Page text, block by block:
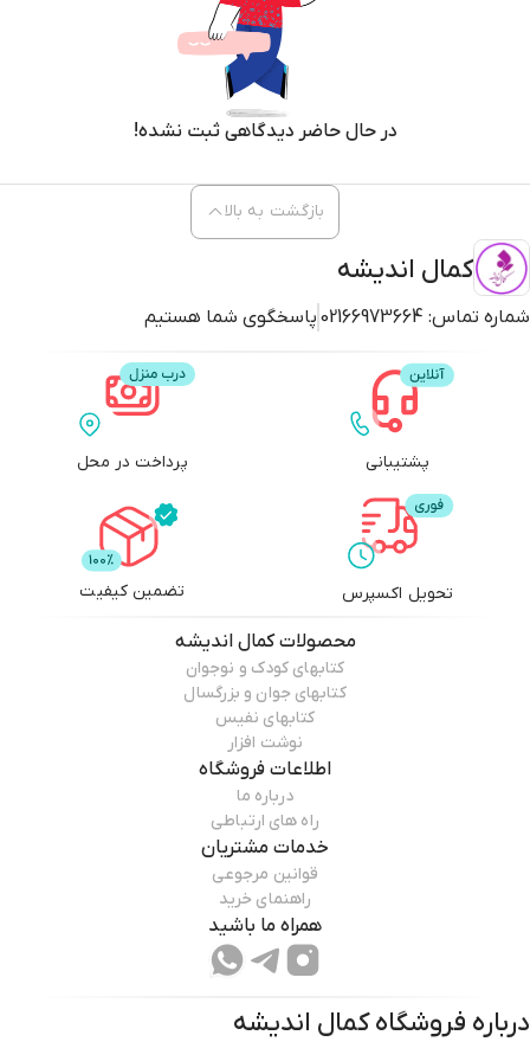
در حال حاضر دیدگاهی ثبت نشده!
کمال اندیشه
شماره تماس: 02166973664 پاسخگوی شما هستیم
بازگشت به بالا
پشتیبانی پرداخت در محل
تحویل اکسپرس تضمین کیفیت
محصولاتکمال اندیشه
کتابهای کودک و نوجوان
کتابهای جوان و بزرگسال
کتابهای نفیس
نوشت افزار
اطلاعات فروشگاه
درباره ما
راه های ارتباطی
خدمات مشتریان
قوانین مرجوعی
راهنمای خرید
همراه ما باشید
درباره فروشگاهکمال اندیشه